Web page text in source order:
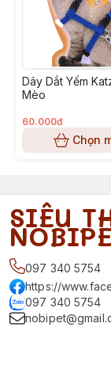
Dây Dắt Yếm
Mèo
60.000đ
Chọn
SIÊU
097 340 5754
https://
097 340 5754